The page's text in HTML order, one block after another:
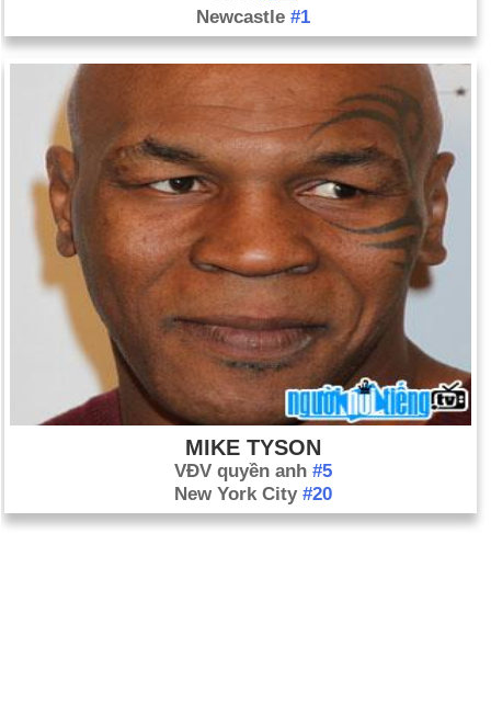
Newcastle #1
MIKE TYSON
VĐV quyền anh #5
New York City #20